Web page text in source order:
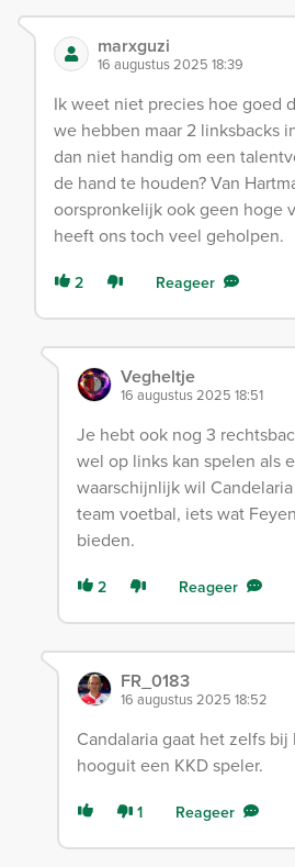
marxguzi
16 augustus 2025 18:39
Ik weet niet precies hoe goed
we hebben maar 2 linksbacks
dan niet handig om een
de hand te houden? Van
oorspronkelijk ook geen hoge
heeft ons toch veel geholpen.
2 Reageer
Vegheltje
16 augustus 2025 18:51
Je hebt ook nog 3
wel op links kan spelen als
waarschijnlijk wil
team voetbal, iets wat
bieden.
2 Reageer
FR_0183
16 augustus 2025 18:52
Candalaria gaat het zelfs
hooguit een KKD speler.
1 Reageer